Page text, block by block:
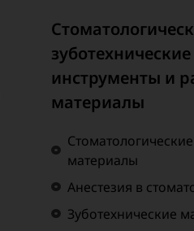
зуботехнические
инструменты и
материалы
материалы
Анестезия в
Зуботехнические